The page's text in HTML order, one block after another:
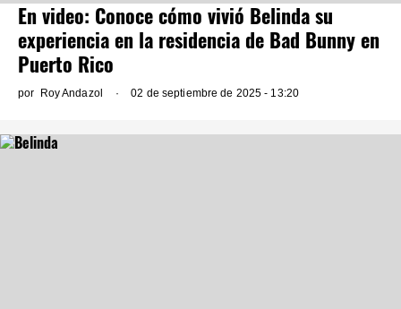
En video: Conoce cómo vivió Belinda su
experiencia en la residencia de Bad Bunny en
Puerto Rico
por Roy Andazol 02 de septiembre de 2025 - 13:20